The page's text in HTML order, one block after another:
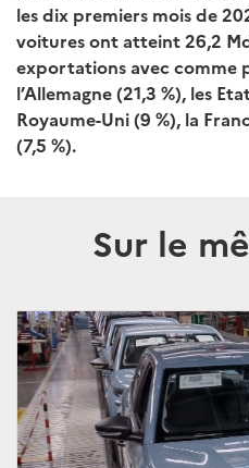
les dix premiers mois de
voitures ont atteint 26,2
exportations avec comme
l’Allemagne (21,3 %), les
Royaume-Uni (9 %), la
(7,5 %).
Sur le